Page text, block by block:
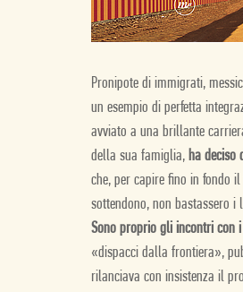
Pronipote di immigrati,
un esempio di perfetta
avviato a una brillante
della sua famiglia, ha deciso
che, per capire fino in fondo
sottendono, non bastassero i
Sono proprio gli incontri con
«dispacci dalla frontiera»,
rilanciava con insistenza il